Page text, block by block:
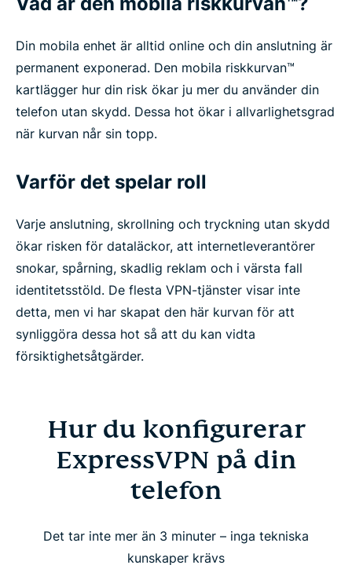
Din mobila enhet är alltid online och din anslutning är
permanent exponerad. Den mobila riskkurvan™
kartlägger hur din risk ökar ju mer du använder din
telefon utan skydd. Dessa hot ökar i allvarlighetsgrad
när kurvan når sin topp.
Varför det spelar roll
Varje anslutning, skrollning och tryckning utan skydd
ökar risken för dataläckor, att internetleverantörer
snokar, spårning, skadlig reklam och i värsta fall
identitetsstöld. De flesta VPN-tjänster visar inte
detta, men vi har skapat den här kurvan för att
synliggöra dessa hot så att du kan vidta
försiktighetsåtgärder.
Hur du konfigurerar
ExpressVPN på din
telefon
Det tar inte mer än 3 minuter – inga tekniska
kunskaper krävs